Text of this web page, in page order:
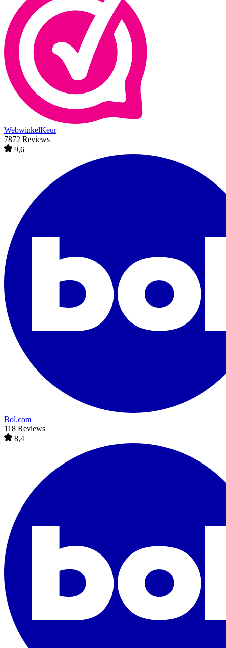
WebwinkelKeur
7872 Reviews
9,6
Bol.com
118 Reviews
8,4